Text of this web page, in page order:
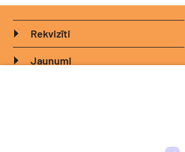
Rekvizīti
Jaunumi